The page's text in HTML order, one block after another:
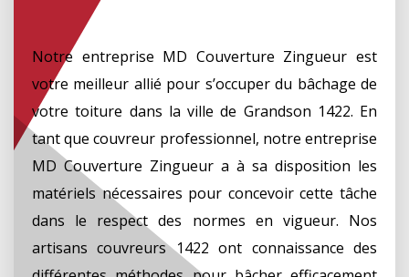
Notre entreprise MD Couverture Zingueur est
votre meilleur allié pour s’occuper du bâchage de
votre toiture dans la ville de Grandson 1422. En
tant que couvreur professionnel, notre entreprise
MD Couverture Zingueur a à sa disposition les
matériels nécessaires pour concevoir cette tâche
dans le respect des normes en vigueur. Nos
artisans couvreurs 1422 ont connaissance des